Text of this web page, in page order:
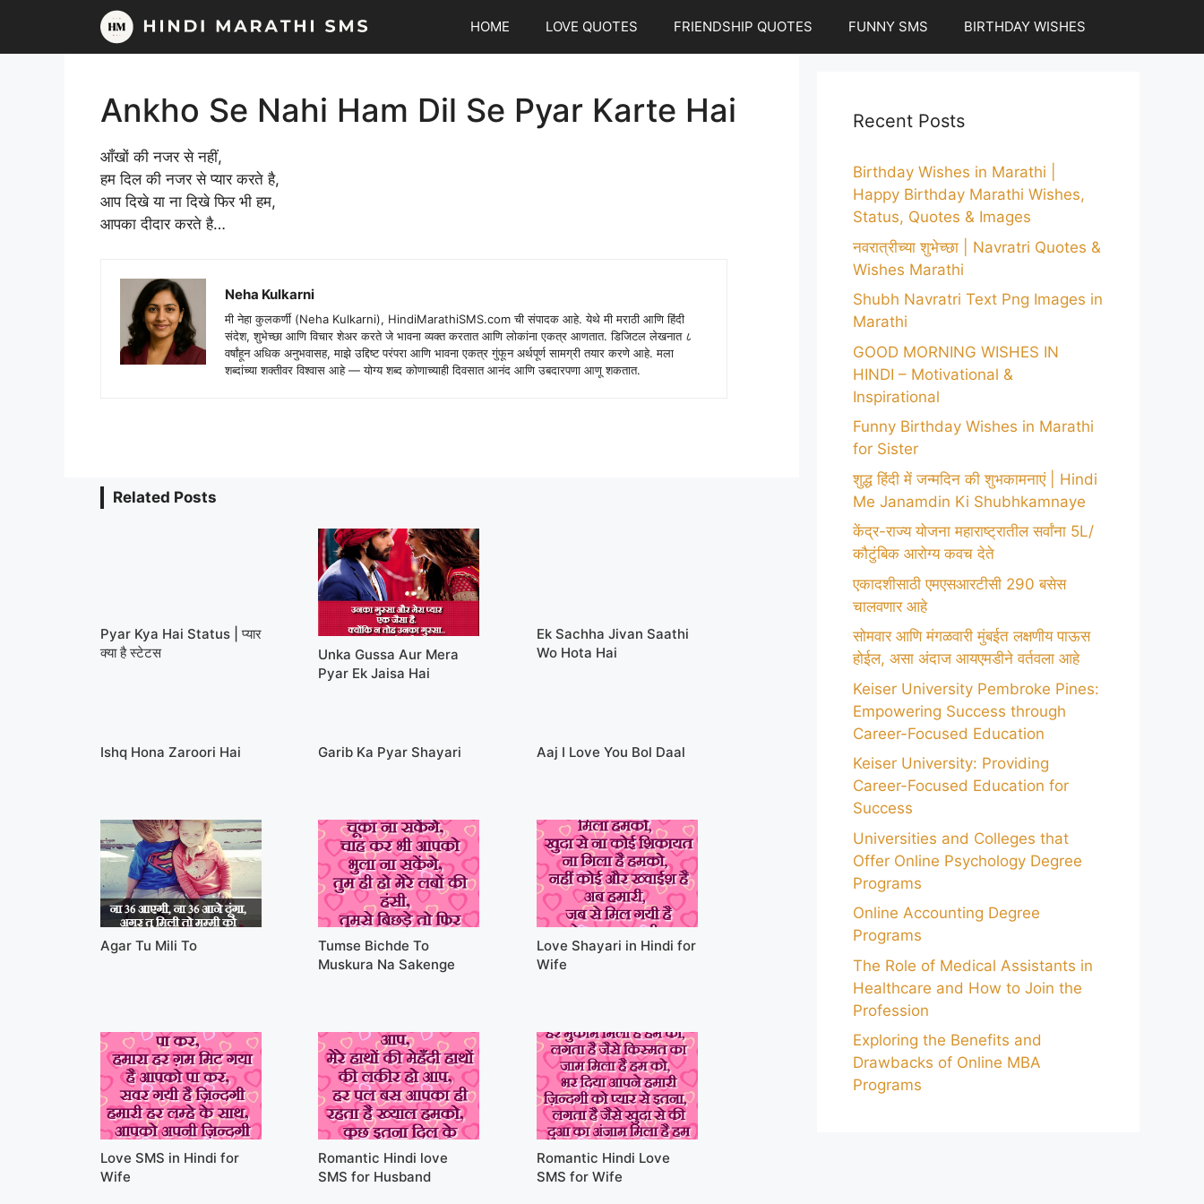
content
HOME LOVE QUOTES FRIENDSHIP QUOTES FUNNY SMS BIRTHDAY WISHES
Ankho Se Nahi Ham Dil Se Pyar Karte Hai
आँखों की नजर से नहीं,
हम दिल की नजर से प्यार करते है,
आप दिखे या ना दिखे फिर भी हम,
आपका दीदार करते है…
Neha Kulkarni
मी नेहा कुलकर्णी (Neha Kulkarni), HindiMarathiSMS.com ची संपादक आहे. येथे मी मराठी आणि हिंदी
संदेश, शुभेच्छा आणि विचार शेअर करते जे भावना व्यक्त करतात आणि लोकांना एकत्र आणतात. डिजिटल लेखनात ८
वर्षांहून अधिक अनुभवासह, माझे उद्दिष्ट परंपरा आणि भावना एकत्र गुंफून अर्थपूर्ण सामग्री तयार करणे आहे. मला
शब्दांच्या शक्तीवर विश्वास आहे — योग्य शब्द कोणाच्याही दिवसात आनंद आणि उबदारपणा आणू शकतात.
Related Posts
Pyar Kya Hai Status | प्यार
क्या है स्टेटस
Unka Gussa Aur Mera
Pyar Ek Jaisa Hai
Ek Sachha Jivan Saathi
Wo Hota Hai
Ishq Hona Zaroori Hai Garib Ka Pyar Shayari Aaj I Love You Bol Daal
Agar Tu Mili To
Tumse Bichde To
Muskura Na Sakenge
Love Shayari in Hindi for
Wife
Love SMS in Hindi for
Wife
Romantic Hindi love
SMS for Husband
Romantic Hindi Love
SMS for Wife
Recent Posts
Birthday Wishes in Marathi |
Happy Birthday Marathi Wishes,
Status, Quotes & Images
नवरात्रीच्या शुभेच्छा | Navratri Quotes &
Wishes Marathi
Shubh Navratri Text Png Images in
Marathi
GOOD MORNING WISHES IN
HINDI – Motivational &
Inspirational
Funny Birthday Wishes in Marathi
for Sister
शुद्ध हिंदी में जन्मदिन की शुभकामनाएं | Hindi
Me Janamdin Ki Shubhkamnaye
केंद्र-राज्य योजना महाराष्ट्रातील सर्वांना 5L/
कौटुंबिक आरोग्य कवच देते
एकादशीसाठी एमएसआरटीसी 290 बसेस
चालवणार आहे
सोमवार आणि मंगळवारी मुंबईत लक्षणीय पाऊस
होईल, असा अंदाज आयएमडीने वर्तवला आहे
Keiser University Pembroke Pines:
Empowering Success through
Career-Focused Education
Keiser University: Providing
Career-Focused Education for
Success
Universities and Colleges that
Offer Online Psychology Degree
Programs
Online Accounting Degree
Programs
The Role of Medical Assistants in
Healthcare and How to Join the
Profession
Exploring the Benefits and
Drawbacks of Online MBA
Programs